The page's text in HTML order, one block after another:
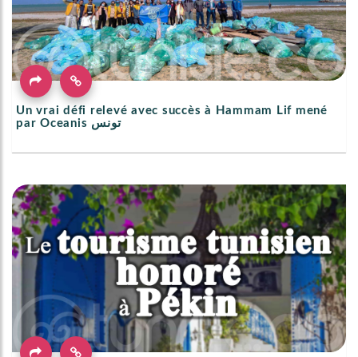
Un vrai défi relevé avec succès à Hammam Lif mené
par Oceanis تونس